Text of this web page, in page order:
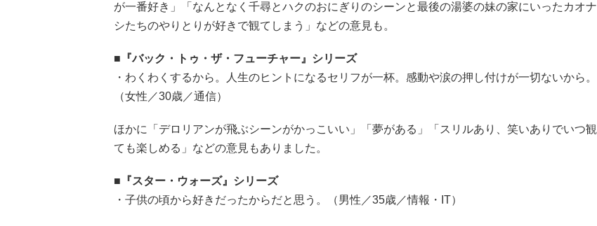
が一番好き」「なんとなく千尋とハクのおにぎりのシーンと最後の湯婆の妹の家にいったカオナ
シたちのやりとりが好きで観てしまう」などの意見も。
■『バック・トゥ・ザ・フューチャー』シリーズ
・わくわくするから。人生のヒントになるセリフが一杯。感動や涙の押し付けが一切ないから。
（女性／30歳／通信）
ほかに「デロリアンが飛ぶシーンがかっこいい」「夢がある」「スリルあり、笑いありでいつ観
ても楽しめる」などの意見もありました。
■『スター・ウォーズ』シリーズ
・子供の頃から好きだったからだと思う。（男性／35歳／情報・IT）